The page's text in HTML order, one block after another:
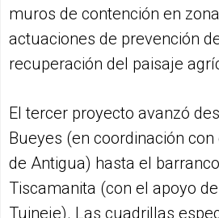
muros de contención en
actuaciones de prevención
recuperación del paisaje
El tercer proyecto avanzó
Bueyes (en coordinación
de Antigua) hasta el
Tiscamanita (con el apoyo
Tuineje). Las cuadrillas